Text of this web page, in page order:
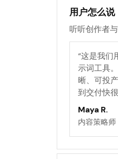
用户怎么说
听听创作者
“这是我们
示词工具
晰、可投
到交付快很
Maya R.
内容策略师